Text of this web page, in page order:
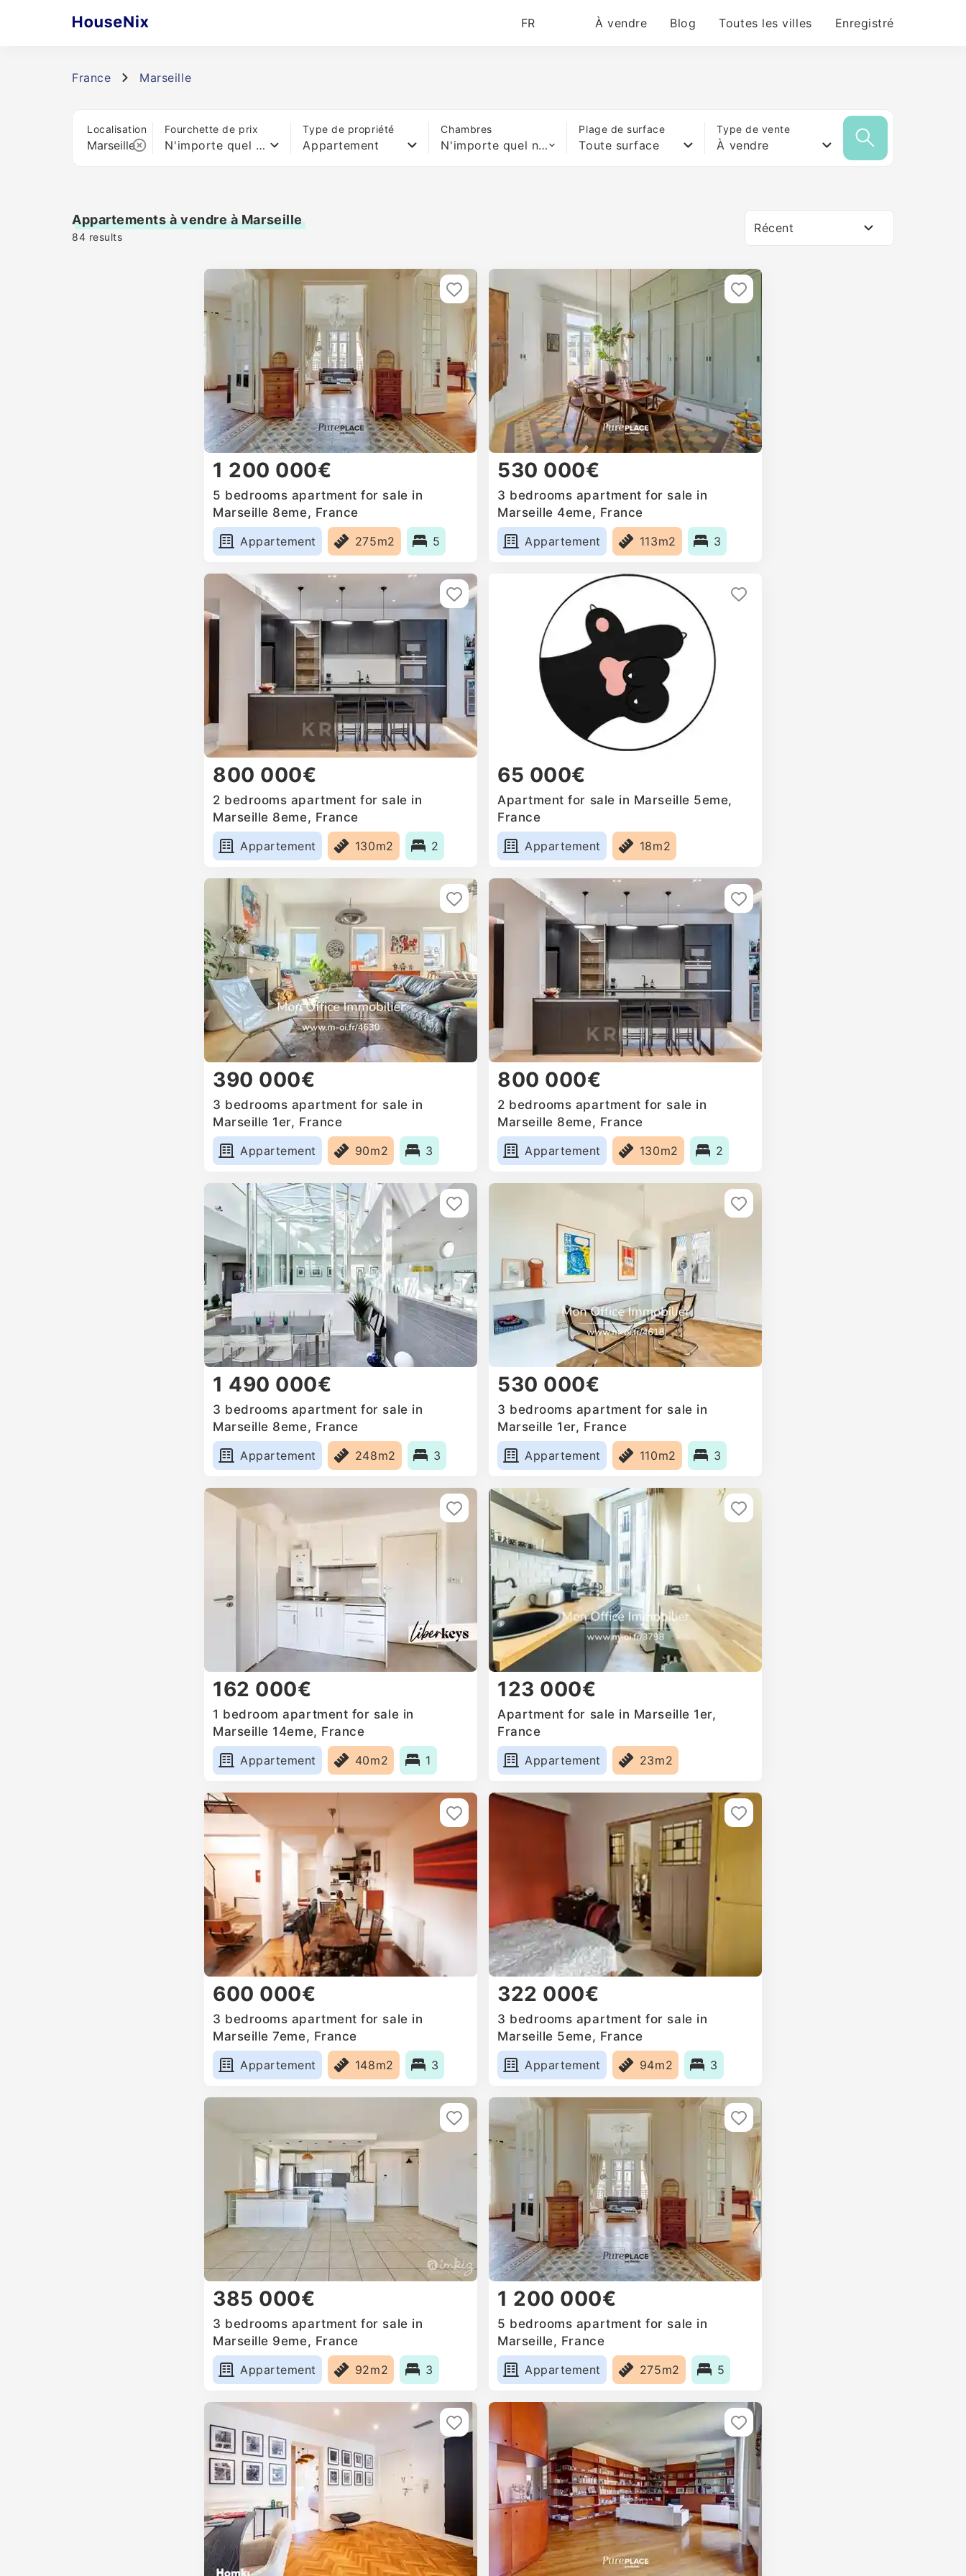
FR À vendre Blog Toutes les villes Enregistré
France Marseille
Localisation Fourchette de prix
N'importe quel prix
Type de propriété
Appartement
Chambres
N'importe quel nombre de lits
Plage de surface
Toute surface
Type de vente
À vendre
Appartements à vendre à Marseille
84 results
Récent
1 200 000€
5 bedrooms apartment for sale in
Marseille 8eme, France
Appartement
275m2 5
530 000€
3 bedrooms apartment for sale in
Marseille 4eme, France
Appartement
113m2 3
800 000€
2 bedrooms apartment for sale in
Marseille 8eme, France
Appartement
130m2 2
65 000€
Apartment for sale in Marseille 5eme,
France
Appartement
18m2
390 000€
3 bedrooms apartment for sale in
Marseille 1er, France
Appartement
90m2 3
800 000€
2 bedrooms apartment for sale in
Marseille 8eme, France
Appartement
130m2 2
1 490 000€
3 bedrooms apartment for sale in
Marseille 8eme, France
Appartement
248m2 3
530 000€
3 bedrooms apartment for sale in
Marseille 1er, France
Appartement
110m2 3
162 000€
1 bedroom apartment for sale in
Marseille 14eme, France
Appartement
40m2 1
123 000€
Apartment for sale in Marseille 1er,
France
Appartement
23m2
600 000€
3 bedrooms apartment for sale in
Marseille 7eme, France
Appartement
148m2 3
322 000€
3 bedrooms apartment for sale in
Marseille 5eme, France
Appartement
94m2 3
385 000€
3 bedrooms apartment for sale in
Marseille 9eme, France
Appartement
92m2 3
1 200 000€
5 bedrooms apartment for sale in
Marseille, France
Appartement
275m2 5